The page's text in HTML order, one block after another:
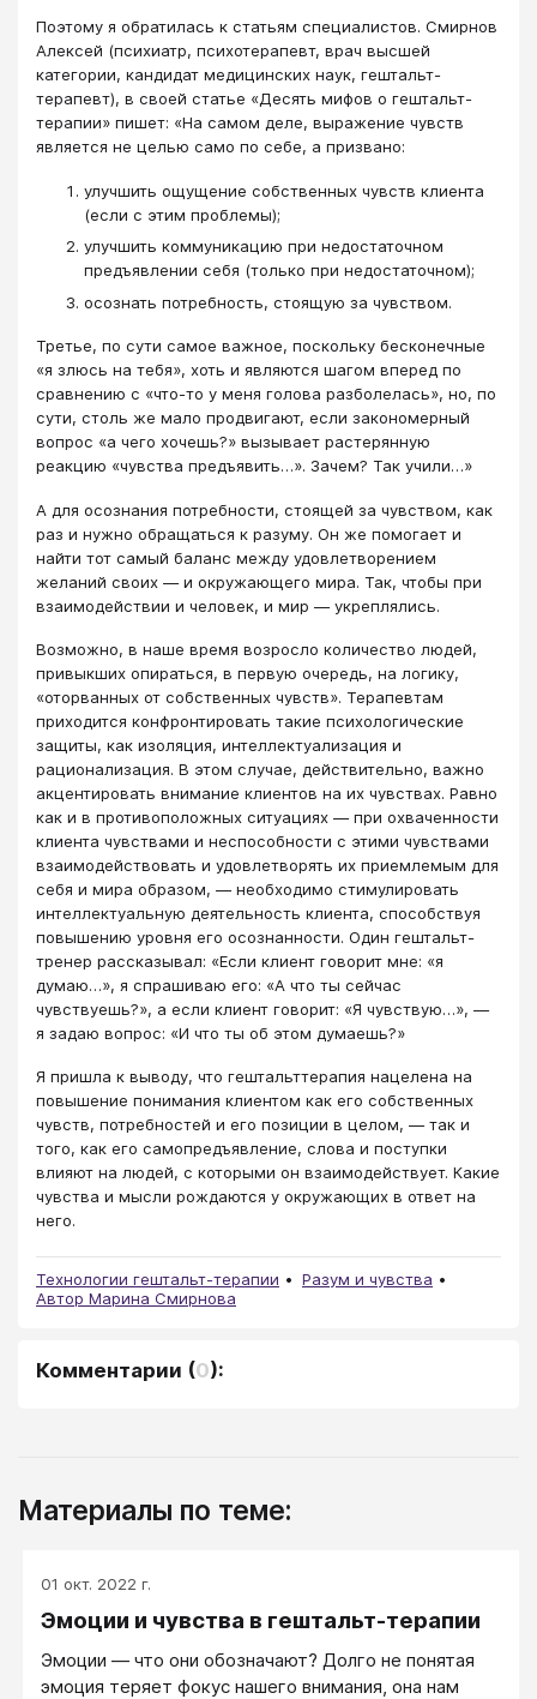
Поэтому я обратилась к статьям специалистов. Смирнов
Алексей (психиатр, психотерапевт, врач высшей
категории, кандидат медицинских наук, гештальт-
терапевт), в своей статье «Десять мифов о гештальт-
терапии» пишет: «На самом деле, выражение чувств
является не целью само по себе, а призвано:
улучшить ощущение собственных чувств клиента
(если с этим проблемы);
улучшить коммуникацию при недостаточном
предъявлении себя (только при недостаточном);
осознать потребность, стоящую за чувством.
Третье, по сути самое важное, поскольку бесконечные
«я злюсь на тебя», хоть и являются шагом вперед по
сравнению с «что-то у меня голова разболелась», но, по
сути, столь же мало продвигают, если закономерный
вопрос «а чего хочешь?» вызывает растерянную
реакцию «чувства предъявить…». Зачем? Так учили…»
А для осознания потребности, стоящей за чувством, как
раз и нужно обращаться к разуму. Он же помогает и
найти тот самый баланс между удовлетворением
желаний своих ― и окружающего мира. Так, чтобы при
взаимодействии и человек, и мир ― укреплялись.
Возможно, в наше время возросло количество людей,
привыкших опираться, в первую очередь, на логику,
«оторванных от собственных чувств». Терапевтам
приходится конфронтировать такие психологические
защиты, как изоляция, интеллектуализация и
рационализация. В этом случае, действительно, важно
акцентировать внимание клиентов на их чувствах. Равно
как и в противоположных ситуациях ― при охваченности
клиента чувствами и неспособности с этими чувствами
взаимодействовать и удовлетворять их приемлемым для
себя и мира образом, ― необходимо стимулировать
интеллектуальную деятельность клиента, способствуя
повышению уровня его осознанности. Один гештальт-
тренер рассказывал: «Если клиент говорит мне: «я
думаю…», я спрашиваю его: «А что ты сейчас
чувствуешь?», а если клиент говорит: «Я чувствую…», ―
я задаю вопрос: «И что ты об этом думаешь?»
Я пришла к выводу, что гештальттерапия нацелена на
повышение понимания клиентом как его собственных
чувств, потребностей и его позиции в целом, ― так и
того, как его самопредъявление, слова и поступки
влияют на людей, с которыми он взаимодействует. Какие
чувства и мысли рождаются у окружающих в ответ на
него.
Технологии гештальт-терапии
Разум и чувства
Автор Марина Смирнова
Комментарии (0):
Материалы по теме:
01 окт. 2022 г.
Эмоции и чувства в гештальт-терапии
Эмоции — что они обозначают? Долго не понятая
эмоция теряет фокус нашего внимания, она нам